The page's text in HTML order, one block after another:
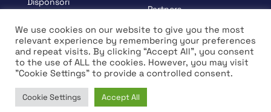
Wawancara
Partners
Terms And Condition
Privacy Policy
© Hak Cipta 2026 Semua Hak Dilindungi Undang-Undang |
Coin Edition
We use cookies on our website to give you the most
relevant experience by remembering your preferences
and repeat visits. By clicking “Accept All”, you consent
to the use of ALL the cookies. However, you may visit
"Cookie Settings" to provide a controlled consent.
Cookie Settings Accept All